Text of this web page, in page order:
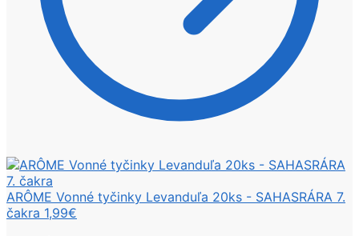
ARÔME Vonné tyčinky Levanduľa 20ks - SAHASRÁRA 7.
čakra 1,99€